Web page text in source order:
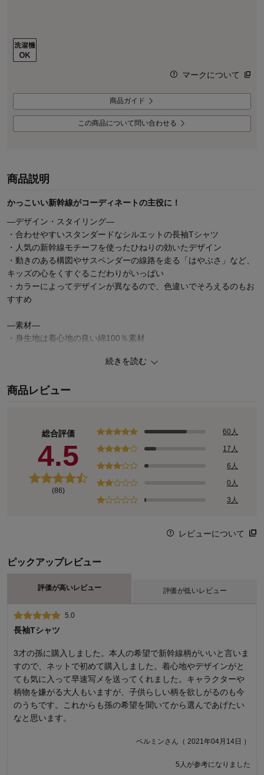
マークについて
商品ガイド
この商品について問い合わせる
商品説明
かっこいい新幹線がコーディネートの主役に！
―デザイン・スタイリング―
・合わせやすいスタンダードなシルエットの長袖Tシャツ
・人気の新幹線モチーフを使ったひねりの効いたデザイン
・動きのある構図やサスペンダーの線路を走る「はやぶさ」など、
キッズの心をくすぐるこだわりがいっぱい
・カラーによってデザインが異なるので、色違いでそろえるのもお
すすめ
―素材―
・身生地は着心地の良い綿100％素材
前スペース付き
お気に入りがきっと見つかる♪キャラクターページ
続きを読む
商品レビュー
総合評価
4.5
(86)
60人
17人
6人
0人
3人
レビューについて
ピックアップレビュー
評価が高いレビュー 評価が低いレビュー
5.0
長袖Tシャツ
3才の孫に購入しました。本人の希望で新幹線柄がいいと言いま
すので、ネットで初めて購入しました。着心地やデザインがと
ても気に入って早速写メを送ってくれました。キャラクターや
柄物を嫌がる大人もいますが、子供らしい柄を欲しがるのも今
のうちです。これからも孫の希望を聞いてから選んであげたい
なと思います。
ベルミンさん（ 2021年04月14日 ）
5人が参考になりました
1.0
首元がダルダル
デザインは良いです。 しかし、1〜2回着ただけで襟が伸びまし
た。残念です。
えみりぃさん（ 2022年12月28日 ）
4人が参考になりました